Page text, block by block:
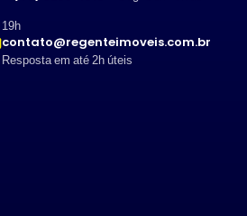
19h
contato@regenteimoveis.com.br
Resposta em até 2h úteis